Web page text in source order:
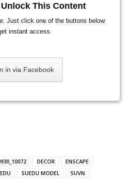
This Content
Just click one of the buttons below
instant access.
in via Facebook
DECOR
ENSCAPE
SUEDU MODEL
SUVN